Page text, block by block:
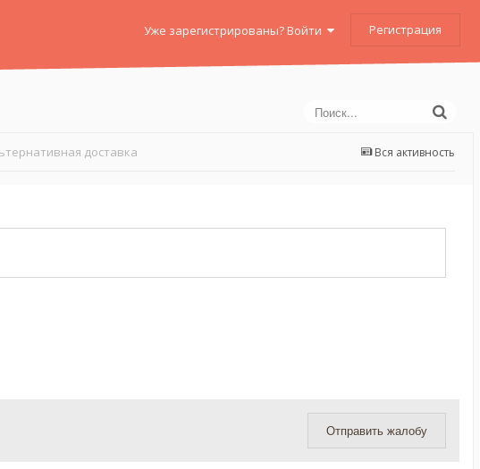
Уже зарегистрированы? Войти Регистрация
Вся активность
доставка
Отправить жалобу